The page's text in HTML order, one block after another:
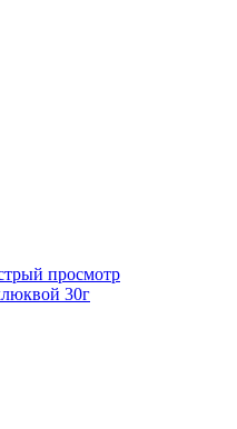
просмотр
30г